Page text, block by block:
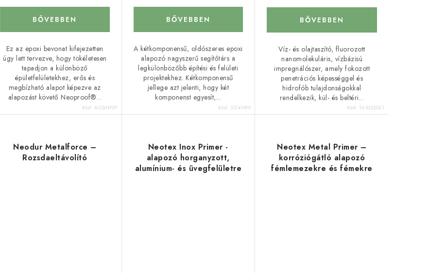
BŐVEBBEN
Ez az epoxi bevonat kifejezetten
úgy lett tervezve, hogy tökéletesen
tapadjon a különböző
épületfelületekhez, erős és
megbízható alapot képezve az
alapozást követő Neoproof®...
Kód:ACQNP07
BŐVEBBEN
A kétkomponensű, oldószeres epoxi
alapozó nagyszerű segítőtárs a
legkülönbözőbb építési és felületi
projektekhez. Kétkomponensű
jellege azt jelenti, hogy két
komponenst egyesít,...
Kód: 32141090
BŐVEBBEN
Víz- és olajtaszító, fluorozott
nanomolekuláris, vízbázisú
impregnálószer, amely fokozott
penetrációs képességgel és
hidrofób tulajdonságokkal
rendelkezik, kül- és beltéri...
Kód: 10-332202-1
Neodur Metalforce –
Rozsdaeltávolító
Neotex Inox Primer -
alapozó horganyzott,
alumínium- és üvegfelületre
Neotex Metal Primer –
korróziógátló alapozó
fémlemezekre és fémekre